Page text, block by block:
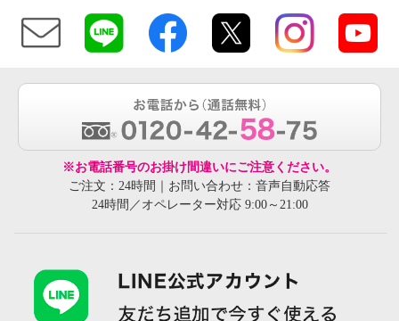
※お電話番号のお掛け間違いにご注意ください。
ご注文：24時間｜お問い合わせ：音声自動応答
24時間／オペレーター対応 9:00～21:00